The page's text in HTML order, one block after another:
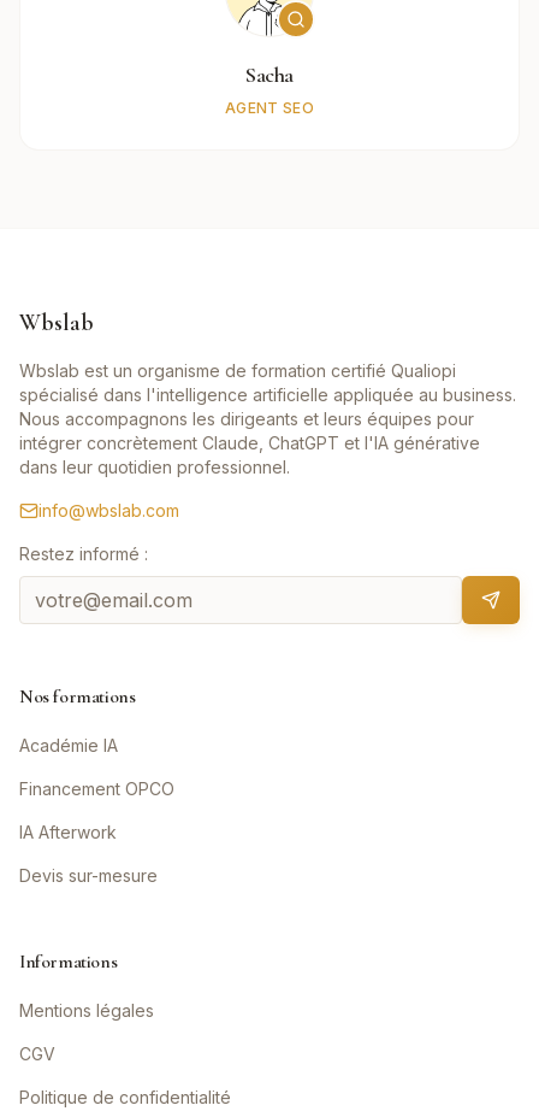
Sacha
AGENT SEO
Wbslab
Wbslab est un organisme de formation certifié Qualiopi
spécialisé dans l'intelligence artificielle appliquée au business.
Nous accompagnons les dirigeants et leurs équipes pour
intégrer concrètement Claude, ChatGPT et l'IA générative
dans leur quotidien professionnel.
info@wbslab.com
Restez informé :
Nos formations
Académie IA
Financement OPCO
IA Afterwork
Devis sur-mesure
Informations
Mentions légales
CGV
Politique de confidentialité